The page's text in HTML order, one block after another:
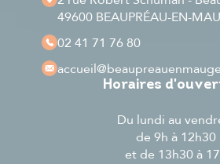
49600 BEAUPRÉAU-EN-
02 41 71 76 80
accueil
Horaires
Du lundi au
de 9h à 12h30
et de 13h30 à